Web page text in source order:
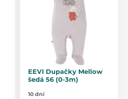
EEVI Dupačky Mellow
šedá 56 (0-3m)
10 dní